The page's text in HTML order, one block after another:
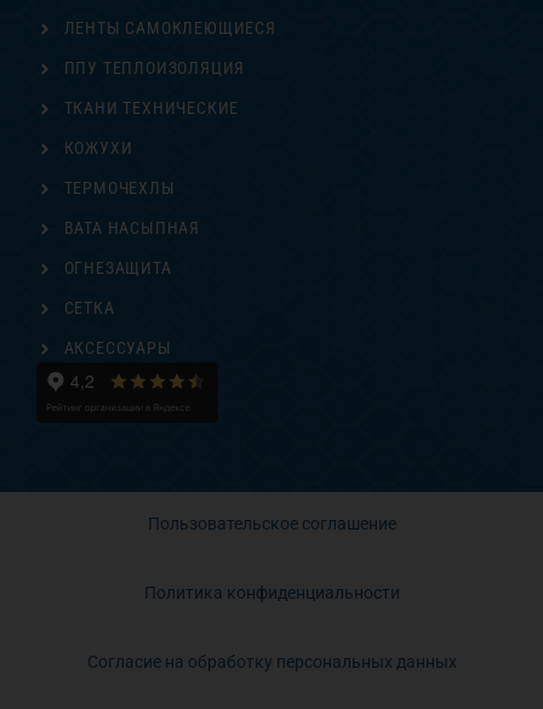
ЛЕНТЫ САМОКЛЕЮЩИЕСЯ
ППУ ТЕПЛОИЗОЛЯЦИЯ
ТКАНИ ТЕХНИЧЕСКИЕ
КОЖУХИ
ТЕРМОЧЕХЛЫ
ВАТА НАСЫПНАЯ
ОГНЕЗАЩИТА
СЕТКА
АКСЕССУАРЫ
Пользовательское соглашение
Политика конфиденциальности
Согласие на обработку персональных данных